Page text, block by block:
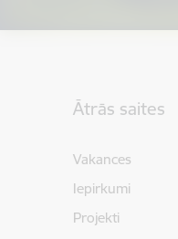
Ātrās saites
Vakances
Iepirkumi
Projekti